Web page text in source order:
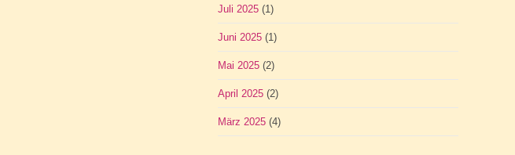
Juli 2025 (1)
Juni 2025 (1)
Mai 2025 (2)
April 2025 (2)
März 2025 (4)